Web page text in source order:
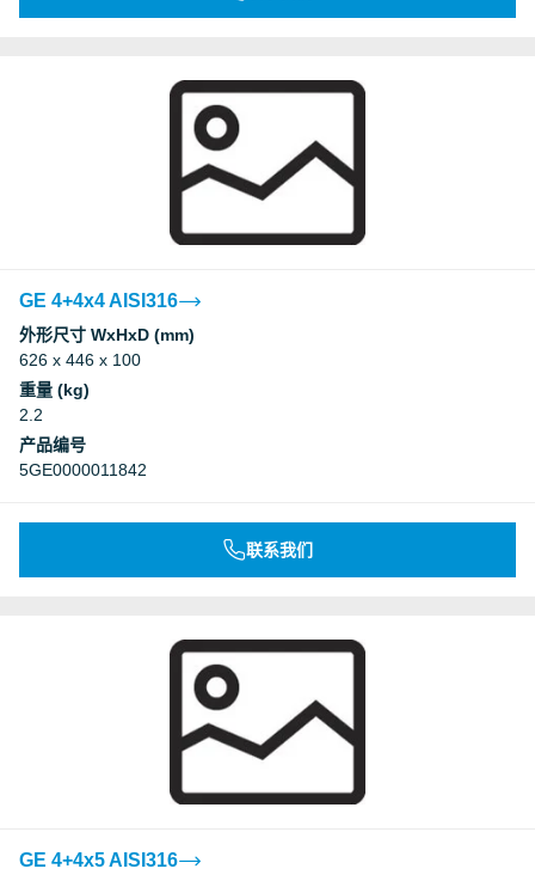
GE 4+4x4 AISI316
外形尺寸 WxHxD (mm)
626 x 446 x 100
重量 (kg)
2.2
产品编号
5GE0000011842
联系我们
GE 4+4x5 AISI316